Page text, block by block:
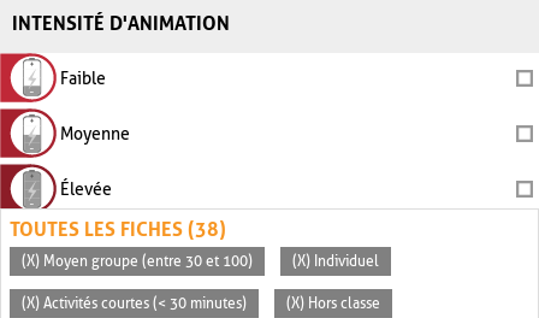
INTENSITÉ D'ANIMATION
Faible
Moyenne
Élevée
TOUTES LES FICHES (38)
(X) Moyen groupe (entre 30 et 100) (X) Individuel
(X) Activités courtes (< 30 minutes) (X) Hors classe